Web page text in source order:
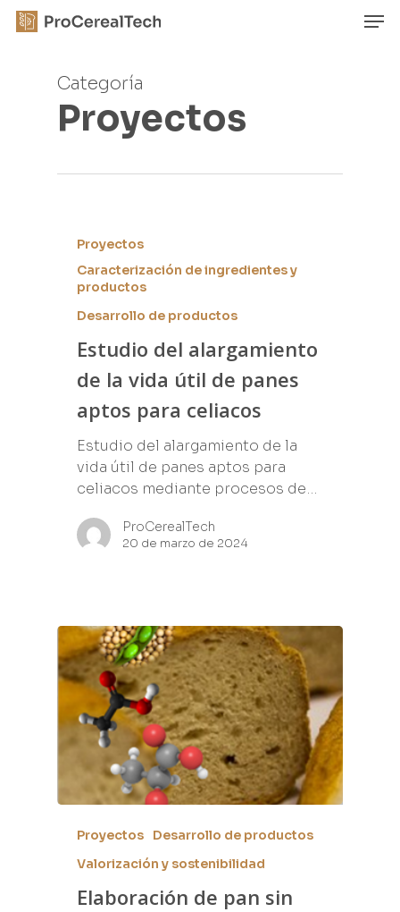
Skip
Categoría
Proyectos
Proyectos
Caracterización de ingredientes y
productos
Desarrollo de productos
Estudio del alargamiento
de la vida útil de panes
aptos para celiacos
Estudio del alargamiento de la
vida útil de panes aptos para
celiacos mediante procesos de…
ProCerealTech
20 de marzo de 2024
Proyectos
Desarrollo de productos
Valorización y sostenibilidad
Elaboración de pan sin